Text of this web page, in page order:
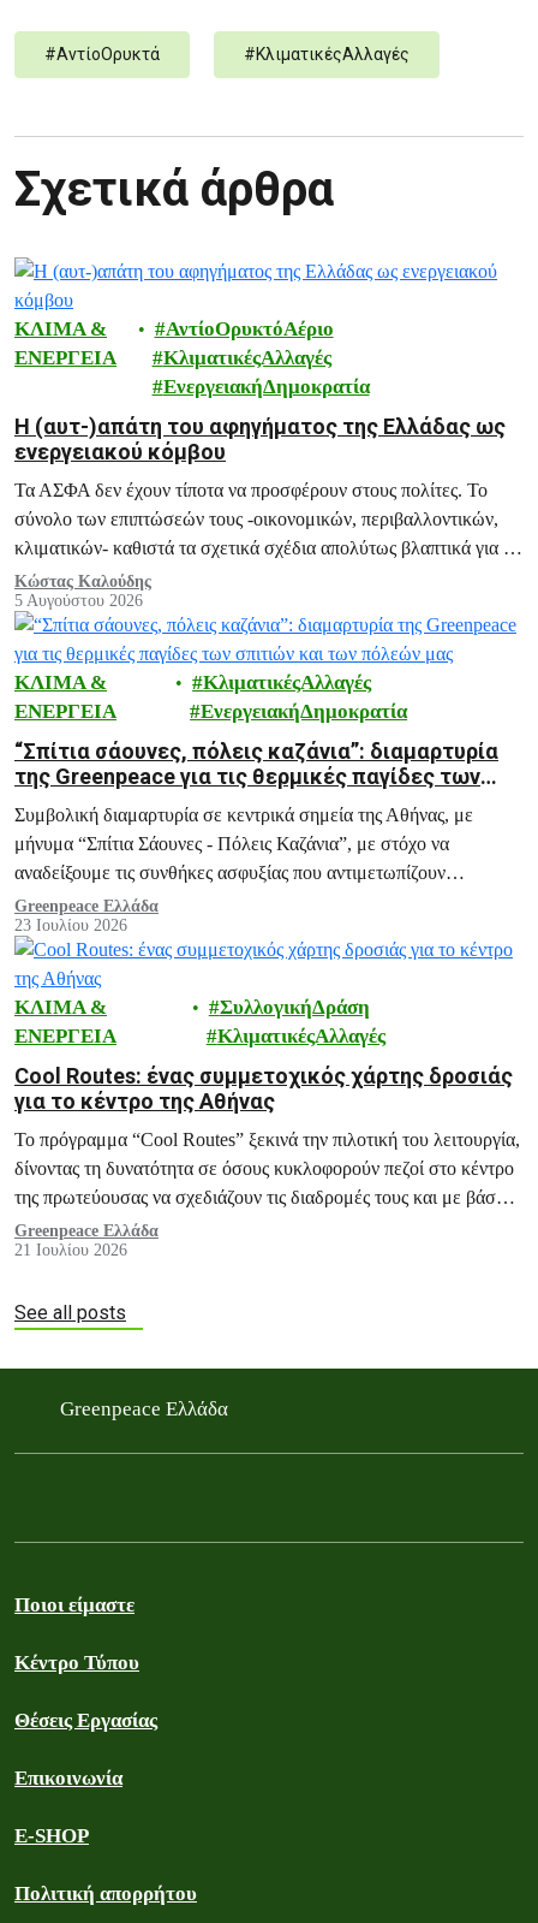
#ΑντίοΟρυκτά #ΚλιματικέςΑλλαγές
Σχετικά άρθρα
ΚΛΙΜΑ &
ΕΝΕΡΓΕΙΑ
ΑντίοΟρυκτόΑέριο
ΚλιματικέςΑλλαγές
ΕνεργειακήΔημοκρατία
H (αυτ-)απάτη του αφηγήματος της Ελλάδας ως
ενεργειακού κόμβου
Τα ΑΣΦΑ δεν έχουν τίποτα να προσφέρουν στους πολίτες. Το
σύνολο των επιπτώσεών τους -οικονομικών, περιβαλλοντικών,
κλιματικών- καθιστά τα σχετικά σχέδια απολύτως βλαπτικά για το
μέλλον της Ελλάδας.
Κώστας Καλούδης
5 Αυγούστου 2026
ΚΛΙΜΑ &
ΕΝΕΡΓΕΙΑ
ΚλιματικέςΑλλαγές
ΕνεργειακήΔημοκρατία
“Σπίτια σάουνες, πόλεις καζάνια”: διαμαρτυρία
της Greenpeace για τις θερμικές παγίδες των
σπιτιών και των πόλεών μας
Συμβολική διαμαρτυρία σε κεντρικά σημεία της Αθήνας, με
μήνυμα “Σπίτια Σάουνες - Πόλεις Καζάνια”, με στόχο να
αναδείξουμε τις συνθήκες ασφυξίας που αντιμετωπίζουν
εκατομμύρια πολίτες κάθε καλοκαίρι, και ειδικά σε περιόδους
καύσωνα, μέσα στα ίδια τους τα σπίτια.
Greenpeace Ελλάδα
23 Ιουλίου 2026
ΚΛΙΜΑ &
ΕΝΕΡΓΕΙΑ
ΣυλλογικήΔράση
ΚλιματικέςΑλλαγές
Cool Routes: ένας συμμετοχικός χάρτης δροσιάς
για το κέντρο της Αθήνας
Το πρόγραμμα “Cool Routes” ξεκινά την πιλοτική του λειτουργία,
δίνοντας τη δυνατότητα σε όσους κυκλοφορούν πεζοί στο κέντρο
της πρωτεύουσας να σχεδιάζουν τις διαδρομές τους και με βάση
τη θερμική τους άνεση, εντοπίζοντας τα πιο δροσερά σημεία της
πόλης.
Greenpeace Ελλάδα
21 Ιουλίου 2026
See all posts
Greenpeace Ελλάδα
Ποιοι είμαστε
Κέντρο Τύπου
Θέσεις Εργασίας
Επικοινωνία
E-SHOP
Πολιτική απορρήτου